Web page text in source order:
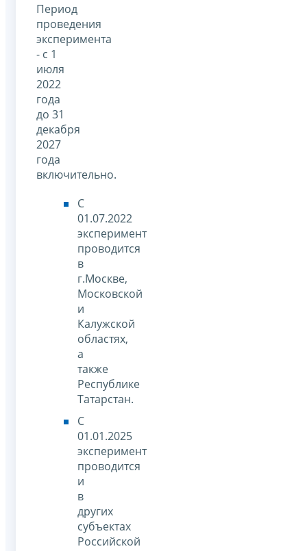
Период
проведения
эксперимента
- с 1
июля
2022
года
до 31
декабря
2027
года
включительно.
С
01.07.2022
эксперимент
проводится
в
г.Москве,
Московской
и
Калужской
областях,
а
также
Республике
Татарстан.
С
01.01.2025
эксперимент
проводится
и
в
других
субъектах
Российской